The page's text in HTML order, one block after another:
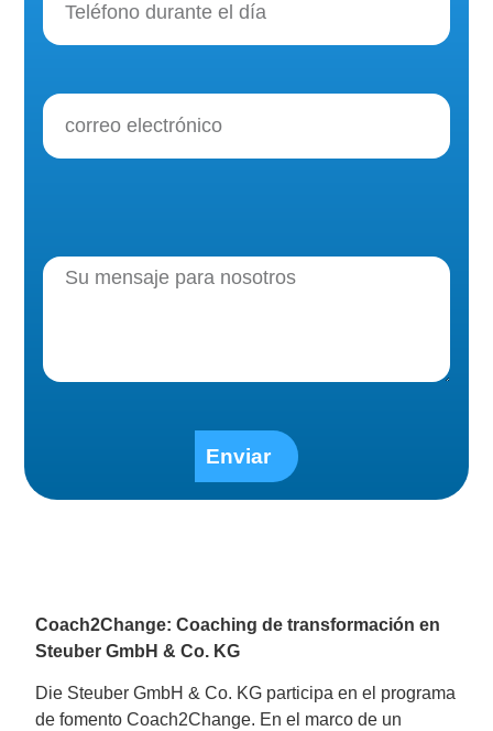
Enviar
Alternative:
Coach2Change: Coaching de transformación en
Steuber GmbH & Co. KG
Die Steuber GmbH & Co. KG participa en el programa
de fomento Coach2Change. En el marco de un